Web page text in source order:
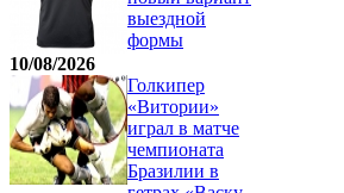
выездной
формы
10/08/2026
Голкипер
«Витории»
играл в матче
чемпионата
Бразилии в